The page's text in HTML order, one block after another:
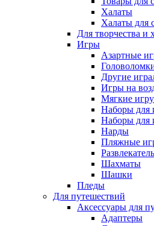
Халаты
Халаты для
Для творчества и
Игры
Азартные
Другие
Игры на
Мягкие
Наборы для
Наборы для
Нарды
Пляжные
Шахматы
Шашки
Пледы
Для путешествий
Аксессуары для
Адаптеры